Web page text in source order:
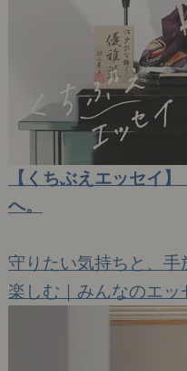
【くちぶえエッセイ
へ。
守りたい気持ちと、手
楽しむ｜みんなのエッ